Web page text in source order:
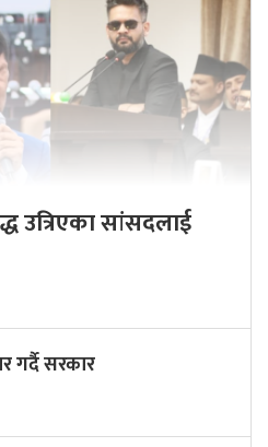
उत्रिएका सांसदलाई
गर्दै सरकार